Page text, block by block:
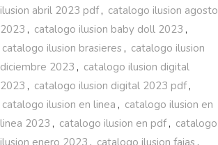
ilusion abril 2023 pdf, catalogo ilusion agosto
2023 , catalogo ilusion baby doll 2023 ,
catalogo ilusion brasieres , catalogo ilusion
diciembre 2023 , catalogo ilusion digital
2023 , catalogo ilusion digital 2023 pdf,
catalogo ilusion en linea , catalogo ilusion en
linea 2023 , catalogo ilusion en pdf, catalogo